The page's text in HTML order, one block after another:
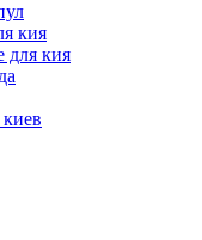
кия
кия